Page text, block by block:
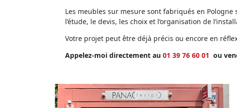
Les meubles sur mesure sont fabriqués en
l’étude, le devis, les choix et l’organisation de
Votre projet peut être déjà précis ou encore en
Appelez-moi directement au 01 39 76 60 01 ou